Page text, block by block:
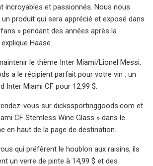
incroyables et passionnés. Nous nous
produit qui sera apprécié et exposé dans
» pendant des années après la
Haase.
le thème Inter Miami/Lionel Messi,
a le récipient parfait pour votre vin : un
Inter Miami CF pour 12,99 $.
vous sur dickssportinggoods.com et
CF Stemless Wine Glass » dans le
en haut de la page de destination.
qui préfèrent le houblon aux raisins, ils
un verre de pinte à 14,99 $ et des